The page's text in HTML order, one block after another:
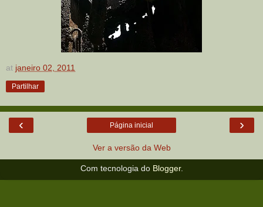
at janeiro 02, 2011
Partilhar
‹ ›
Página inicial
Ver a versão da Web
Com tecnologia do Blogger.